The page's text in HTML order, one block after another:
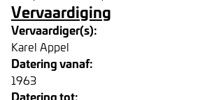
Vervaardiging
Vervaardiger(s):
Karel Appel
Datering vanaf:
1963
Datering tot: